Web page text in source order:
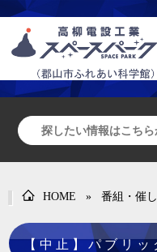
HOME » 番組・催し